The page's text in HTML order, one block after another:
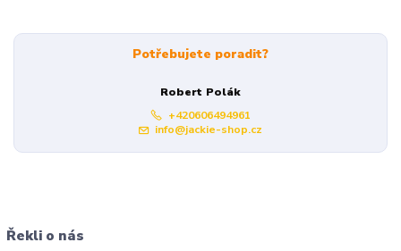
Potřebujete poradit?
Robert Polák
+420606494961
info@jackie-shop.cz
Řekli o nás